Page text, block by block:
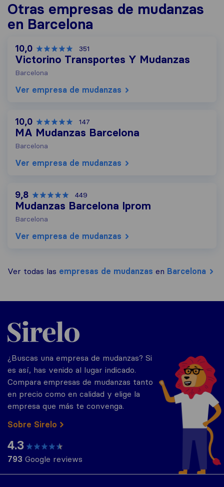
Otras empresas de mudanzas
en Barcelona
10,0 351
Victorino Transportes Y Mudanzas
Barcelona
Ver empresa de mudanzas
10,0 147
MA Mudanzas Barcelona
Barcelona
Ver empresa de mudanzas
9,8 449
Mudanzas Barcelona Iprom
Barcelona
Ver empresa de mudanzas
Ver todas las empresas de mudanzas en Barcelona
Sirelo.es
¿Buscas una empresa de mudanzas? Si
es así, has venido al lugar indicado.
Compara empresas de mudanzas tanto
en precio como en calidad y elige la
empresa que más te convenga.
Sobre Sirelo
4.3
793 Google reviews